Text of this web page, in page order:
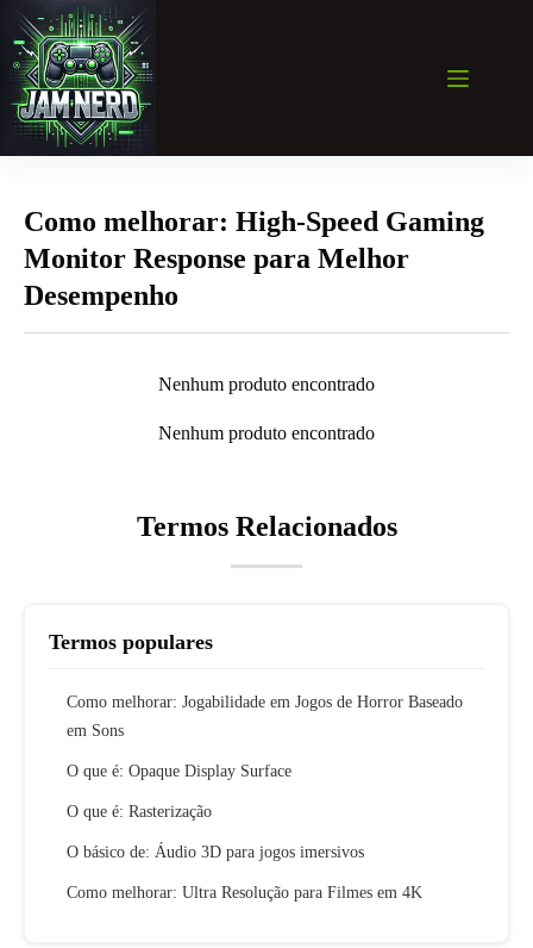
para
conteúdo
Como melhorar: High-Speed Gaming
Monitor Response para Melhor
Desempenho
Nenhum produto encontrado
Nenhum produto encontrado
Termos Relacionados
Termos populares
Como melhorar: Jogabilidade em Jogos de Horror Baseado
em Sons
O que é: Opaque Display Surface
O que é: Rasterização
O básico de: Áudio 3D para jogos imersivos
Como melhorar: Ultra Resolução para Filmes em 4K